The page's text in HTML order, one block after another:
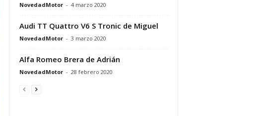
NovedadMotor - 4 marzo 2020
Audi TT Quattro V6 S Tronic de Miguel
NovedadMotor - 3 marzo 2020
Alfa Romeo Brera de Adrián
NovedadMotor - 28 febrero 2020